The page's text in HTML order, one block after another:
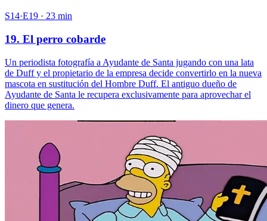
S14·E19 · 23 min
19. El perro cobarde
Un periodista fotografía a Ayudante de Santa jugando con una lata
de Duff y el propietario de la empresa decide convertirlo en la nueva
mascota en sustitución del Hombre Duff. El antiguo dueño de
Ayudante de Santa le recupera exclusivamente para aprovechar el
dinero que genera.